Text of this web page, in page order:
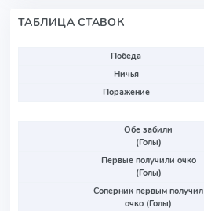
ТАБЛИЦА СТАВОК
Победа
Ничья
Поражение
Обе забили
(Голы)
Первые получили очко
(Голы)
Соперник первым получил
очко (Голы)